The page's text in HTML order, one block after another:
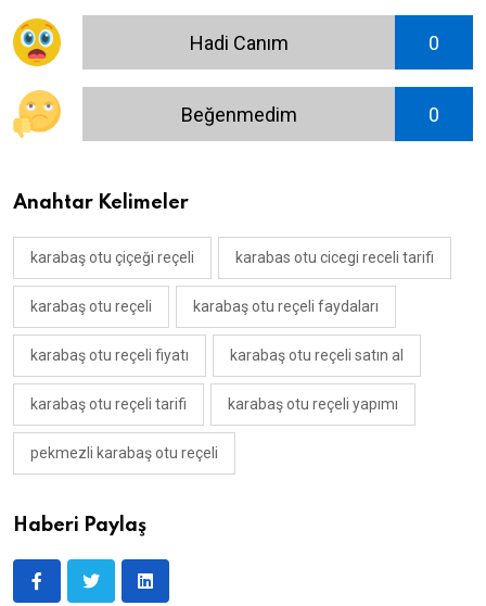
Hadi Canım 0
Beğenmedim 0
Anahtar Kelimeler
karabaş otu çiçeği reçeli karabas otu cicegi receli tarifi
karabaş otu reçeli karabaş otu reçeli faydaları
karabaş otu reçeli fiyatı karabaş otu reçeli satın al
karabaş otu reçeli tarifi karabaş otu reçeli yapımı
pekmezli karabaş otu reçeli
Haberi Paylaş